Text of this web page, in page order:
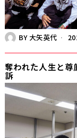
BY 大矢英代
奪われた人生と尊
訴